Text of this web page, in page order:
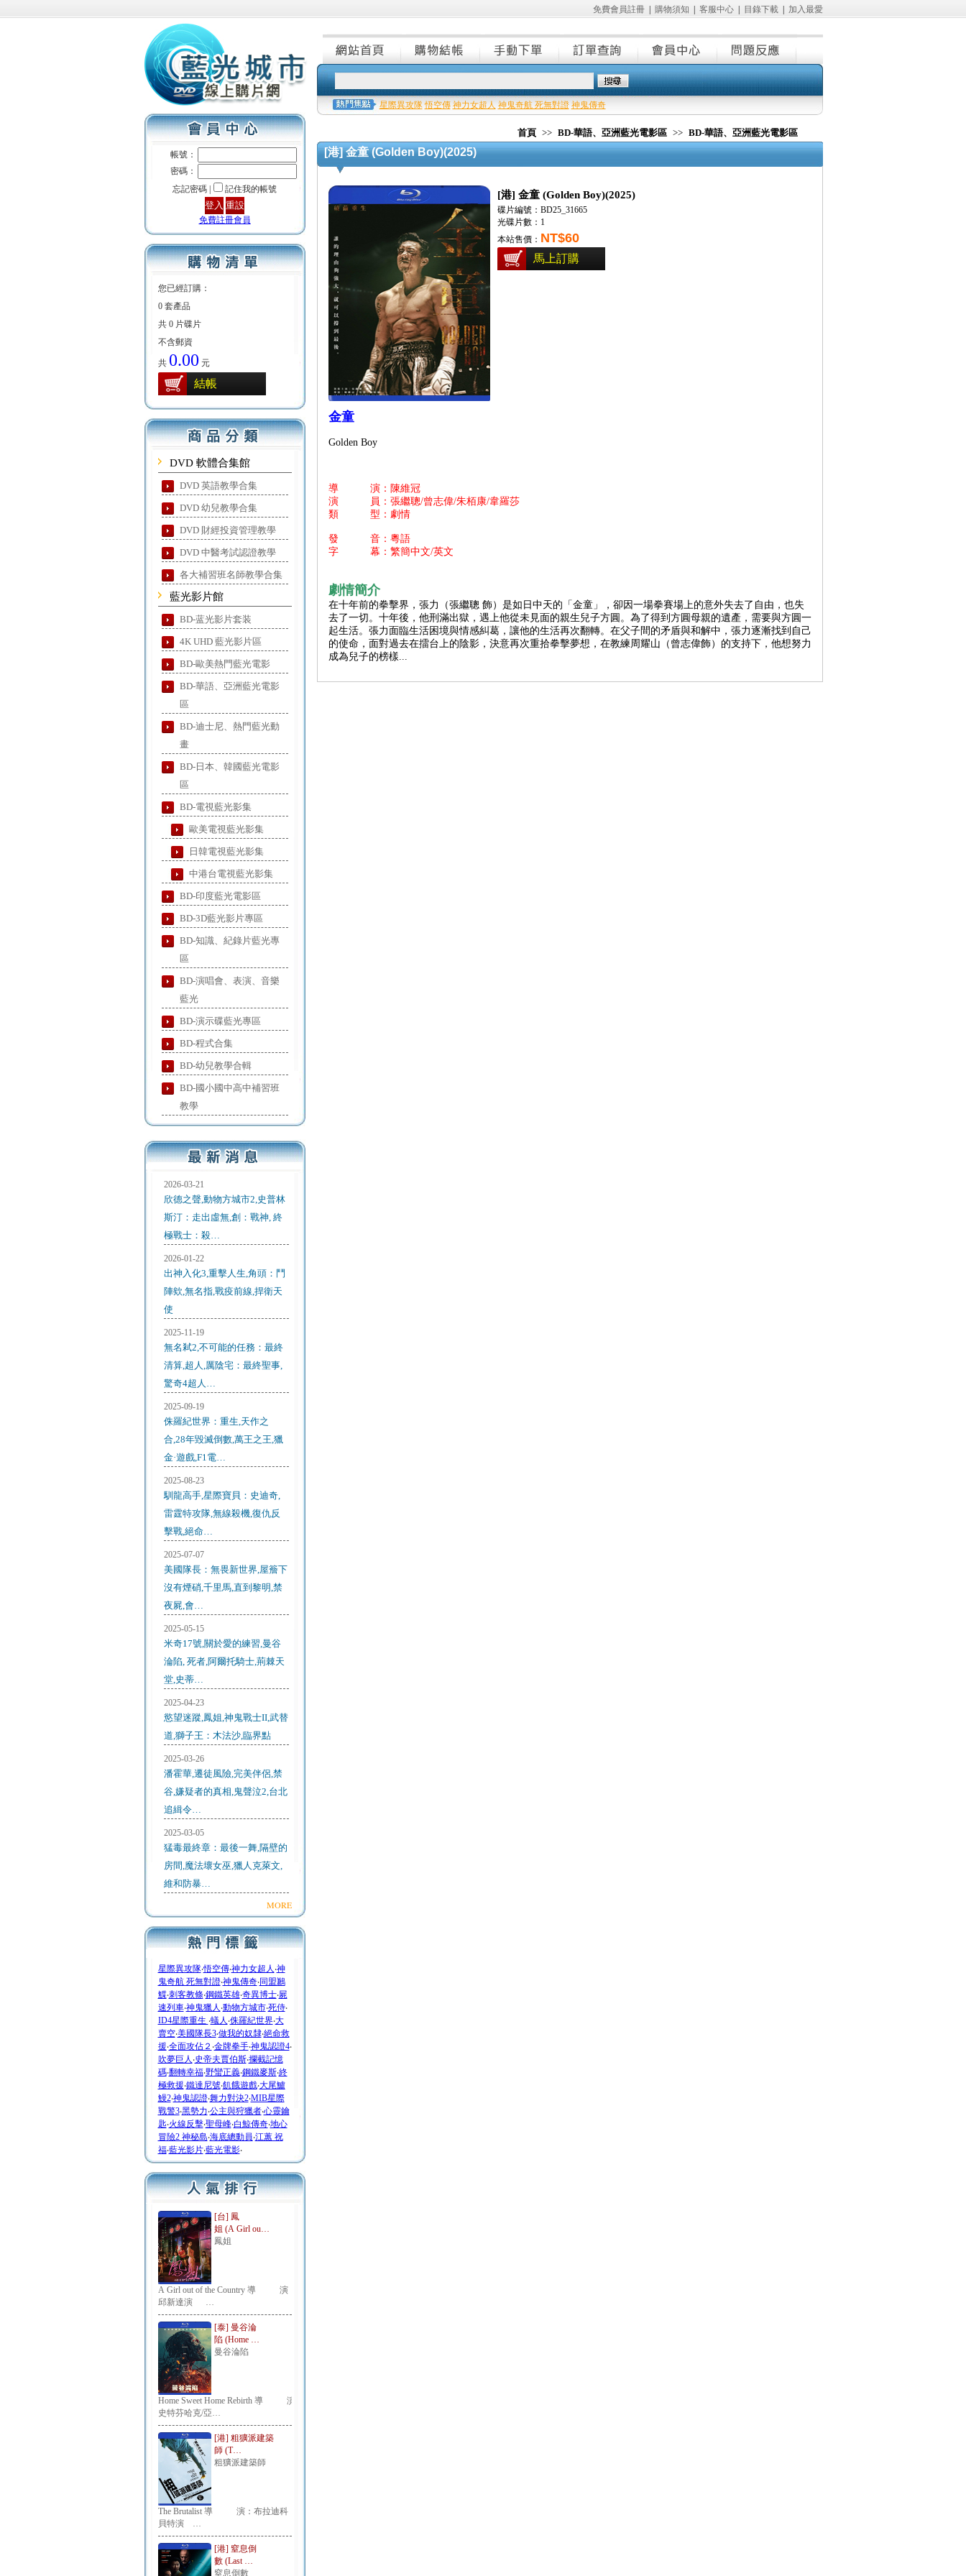
免費會員註冊| 購物須知 客服中心| 目錄下載| 加入最愛
帳號：
密碼：
忘記密碼 |
記住我的帳號
免費註冊會員
您已經訂購：
0 套產品
共 0 片碟片
不含郵資
共 0.00 元
結帳
DVD 軟體合集館
DVD 英語教學合集
DVD 幼兒教學合集
DVD 財經投資管理教學
DVD 中醫考試認證教學
各大補習班名師教學合集
藍光影片館
BD-蓝光影片套装
4K UHD 藍光影片區
BD-歐美熱門藍光電影
BD-華語、亞洲藍光電影
區
BD-迪士尼、熱門藍光動
畫
BD-日本、韓國藍光電影
區
BD-電視藍光影集
歐美電視藍光影集
日韓電視藍光影集
中港台電視藍光影集
BD-印度藍光電影區
BD-3D藍光影片專區
BD-知識、紀錄片藍光專
區
BD-演唱會、表演、音樂
藍光
BD-演示碟藍光專區
BD-程式合集
BD-幼兒教學合輯
BD-國小國中高中補習班
教學
2026-03-21
欣德之聲,動物方城市2,史普林
斯汀：走出虛無,創：戰神, 終
極戰士：殺…
2026-01-22
出神入化3,重擊人生,角頭：鬥
陣欸,無名指,戰疫前線,捍衛天
使
2025-11-19
無名弒2,不可能的任務：最終
清算,超人,厲陰宅：最終聖事,
驚奇4超人…
2025-09-19
侏羅紀世界：重生,天作之
合,28年毀滅倒數,萬王之王,獵
金·遊戲,F1電…
2025-08-23
馴龍高手,星際寶貝：史迪奇,
雷霆特攻隊,無線殺機,復仇反
擊戰,絕命…
2025-07-07
美國隊長：無畏新世界,屋簷下
沒有煙硝,千里馬,直到黎明,禁
夜屍,會…
2025-05-15
米奇17號,關於愛的練習,曼谷
淪陷, 死者,阿爾托騎士,荊棘天
堂,史蒂…
2025-04-23
慾望迷蹤,鳳姐,神鬼戰士II,武替
道,獅子王：木法沙,臨界點
2025-03-26
潘霍華,遷徒風險,完美伴侶,禁
谷,嫌疑者的真相,鬼聲泣2,台北
追緝令…
2025-03-05
猛毒最終章：最後一舞,隔壁的
房間,魔法壞女巫,獵人克萊文,
維和防暴…
MORE
星際異攻隊‧悟空傳‧神力女超人 ‧神
鬼奇航 死無對證‧神鬼傳奇‧同盟鶼
鰈‧刺客教條‧鋼鐵英雄‧奇異博士‧屍
速列車‧神鬼獵人 ‧動物方城市‧死侍‧
ID4星際重生 ‧蟻人 ‧侏羅紀世界‧大
賣空‧美國隊長3‧做我的奴隸‧絕命救
援‧全面攻佔２ ‧金牌拳手‧神鬼認證4‧
吹夢巨人 ‧史帝夫賈伯斯‧攔截記憶
碼‧翻轉幸福‧野蠻正義‧鋼鐵麥斯‧終
極救援‧鐵達尼號‧飢餓遊戲‧大尾鱸
鰻2‧神鬼認證‧舞力對決2‧MIB星際
戰警3‧黑勢力‧公主與狩獵者‧心靈鑰
匙‧火線反擊‧聖母峰‧白鯨傳奇‧地心
冒險2 神秘島‧海底總動員‧江蕙 祝
福‧藍光影片‧藍光電影‧
[台] 鳳
姐 (A Girl ou…
鳳姐
A Girl out of the Country 導 演：
邱新達演 …
[泰] 曼谷淪
陷 (Home …
曼谷淪陷
Home Sweet Home Rebirth 導 演：
史特芬哈克/亞…
[港] 粗獷派建築
師 (T…
粗獷派建築師
The Brutalist 導 演：布拉迪科
貝特演 …
[港] 窒息倒
數 (Last …
窒息倒數
星際異攻隊 悟空傳 神力女超人 神鬼奇航 死無對證 神鬼傳奇
首頁 >> BD-華語、亞洲藍光電影區 >> BD-華語、亞洲藍光電影區
[港] 金童 (Golden Boy)(2025)
[港] 金童 (Golden Boy)(2025)
碟片編號：BD25_31665
光碟片數：1
本站售價： NT$60
馬上訂購
金童
Golden Boy
導 演：陳維冠
演 員：張繼聰/曾志偉/朱栢康/韋羅莎
類 型：劇情
發 音：粵語
字 幕：繁簡中文/英文
劇情簡介
在十年前的拳擊界，張力（張繼聰 飾）是如日中天的「金童」，卻因一場拳賽場上的意外失去了自由，也失
去了一切。十年後，他刑滿出獄，遇上他從未見面的親生兒子方圓。為了得到方圓母親的遺產，需要與方圓一
起生活。張力面臨生活困境與情感糾葛，讓他的生活再次翻轉。在父子間的矛盾與和解中，張力逐漸找到自己
的使命，面對過去在擂台上的陰影，決意再次重拾拳擊夢想，在教練周耀山（曾志偉飾）的支持下，他想努力
成為兒子的榜樣...